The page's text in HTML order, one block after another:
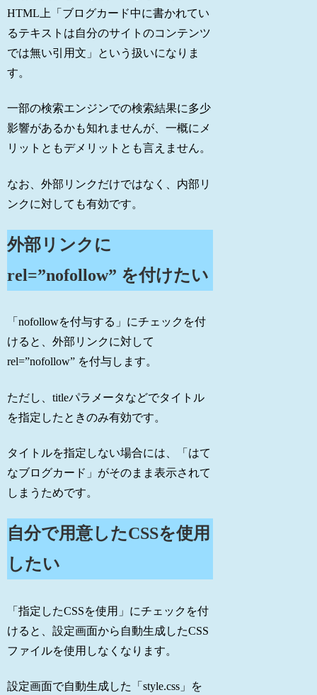
HTML上「ブログカード中に書かれてい
るテキストは自分のサイトのコンテンツ
では無い引用文」という扱いになりま
す。
一部の検索エンジンでの検索結果に多少
影響があるかも知れませんが、一概にメ
リットともデメリットとも言えません。
なお、外部リンクだけではなく、内部リ
ンクに対しても有効です。
外部リンクに
rel=”nofollow” を付けたい
「nofollowを付与する」にチェックを付
けると、外部リンクに対して
rel=”nofollow” を付与します。
ただし、titleパラメータなどでタイトル
を指定したときのみ有効です。
タイトルを指定しない場合には、「はて
なブログカード」がそのまま表示されて
しまうためです。
自分で用意したCSSを使用
したい
「指定したCSSを使用」にチェックを付
けると、設定画面から自動生成したCSS
ファイルを使用しなくなります。
設定画面で自動生成した「style.css」を